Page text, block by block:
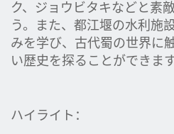
ク、ジョウビタキなどと素
う。また、都江堰の水利施
みを学び、古代蜀の世界に
い歴史を探ることができます
ハイライト：